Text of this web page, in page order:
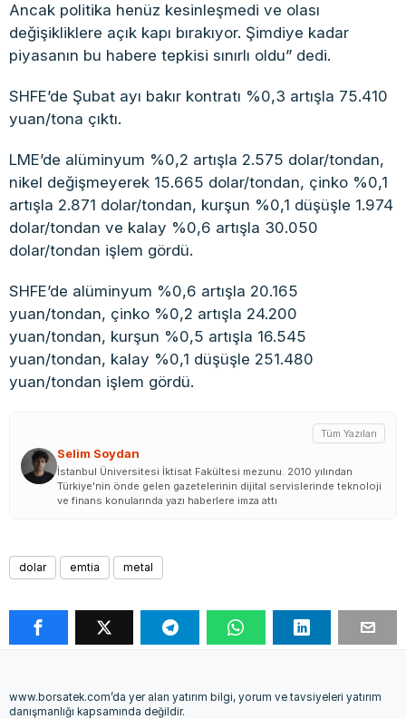
Ancak politika henüz kesinleşmedi ve olası
değişikliklere açık kapı bırakıyor. Şimdiye kadar
piyasanın bu habere tepkisi sınırlı oldu” dedi.
SHFE’de Şubat ayı bakır kontratı %0,3 artışla 75.410
yuan/tona çıktı.
LME’de alüminyum %0,2 artışla 2.575 dolar/tondan,
nikel değişmeyerek 15.665 dolar/tondan, çinko %0,1
artışla 2.871 dolar/tondan, kurşun %0,1 düşüşle 1.974
dolar/tondan ve kalay %0,6 artışla 30.050
dolar/tondan işlem gördü.
SHFE’de alüminyum %0,6 artışla 20.165
yuan/tondan, çinko %0,2 artışla 24.200
yuan/tondan, kurşun %0,5 artışla 16.545
yuan/tondan, kalay %0,1 düşüşle 251.480
yuan/tondan işlem gördü.
Selim Soydan
Tüm Yazıları
İstanbul Üniversitesi İktisat Fakültesi mezunu. 2010 yılından
Türkiye'nin önde gelen gazetelerinin dijital servislerinde teknoloji
ve finans konularında yazı haberlere imza attı
dolar emtia metal
www.borsatek.com’da yer alan yatırım bilgi, yorum ve tavsiyeleri yatırım
danışmanlığı kapsamında değildir.